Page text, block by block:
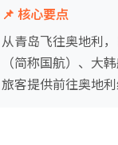
📌 核心要点
从青岛飞往奥地利
（简称国航）、大
旅客提供前往奥地